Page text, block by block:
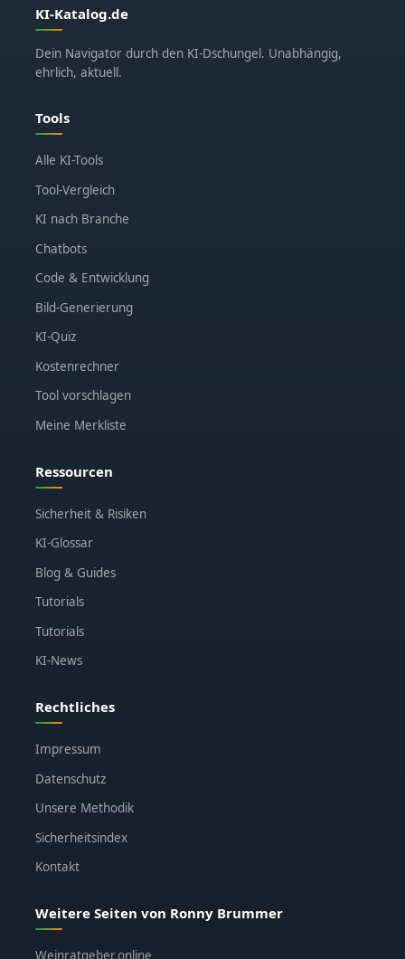
KI-Katalog.de
Dein Navigator durch den KI-Dschungel. Unabhängig,
ehrlich, aktuell.
Tools
Alle KI-Tools
Tool-Vergleich
KI nach Branche
Chatbots
Code & Entwicklung
Bild-Generierung
KI-Quiz
Kostenrechner
Tool vorschlagen
Meine Merkliste
Ressourcen
Sicherheit & Risiken
KI-Glossar
Blog & Guides
Tutorials
Tutorials
KI-News
Rechtliches
Impressum
Datenschutz
Unsere Methodik
Sicherheitsindex
Kontakt
Weitere Seiten von Ronny Brummer
Weinratgeber.online